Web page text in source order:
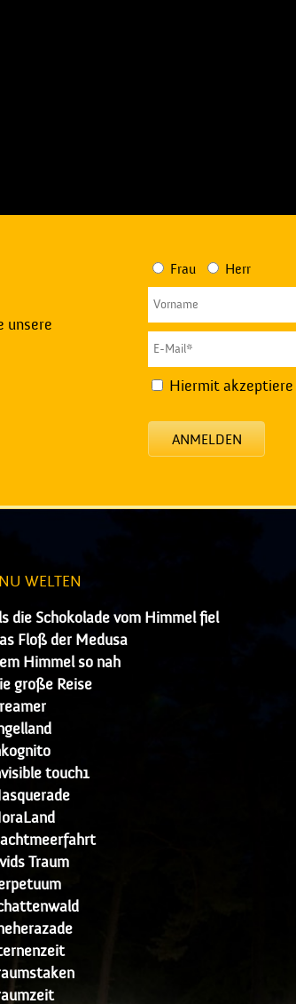
unsere
Frau Herr
Hiermit akzeptiere
ANMELDEN
WELTEN
die Schokolade vom Himmel fiel
Floß der Medusa
Himmel so nah
große Reise
touch1
Traum